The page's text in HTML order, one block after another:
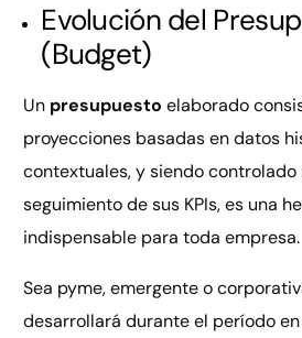
Evolución del
(Budget)
Un presupuesto elaborado
proyecciones basadas en datos
contextuales, y siendo controlado
seguimiento de sus KPIs, es una
indispensable para toda empresa.
Sea pyme, emergente o
desarrollará durante el período